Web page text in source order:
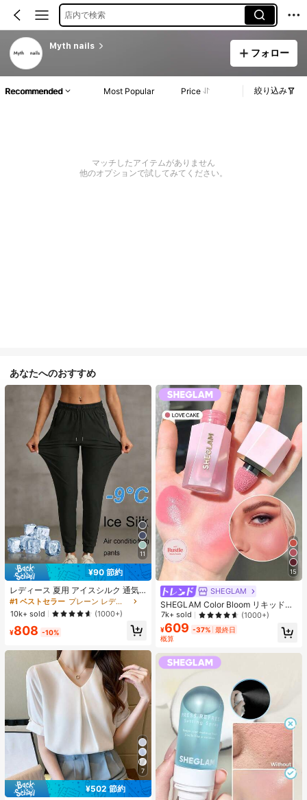
店内で検索
Myth nails
フォロー
Recommended Most Popular Price 絞り込み
マッチしたアイテムがありません
他のオプションで試してみてください。
あなたへのおすすめ
11
¥90 節約
レディース 夏用 アイスシルク 通気
性 ランニングパンツ、速乾 軽量 ス
ポーツパンツ ジッパーポケット & ウ
エストバンド付き フィットネス & ジ
ョギング用 ブラック、アスレジャー
#1 ベストセラー
プレーン レディースパンツ
10k+ sold
(1000+)
¥808 -10%
7
¥502 節約
#5 ベストセラー
に エレガント レディーストップス
15
SHEGLAM
SHEGLAM Color Bloom リキッドチ
ークマット仕上げ-Love Cake チー
ク 女性と女の子のためのブランドビ
ューティーコスメメイクアップ
7k+ sold (1000+)
¥609 -37% 最終日
概算